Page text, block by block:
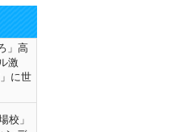
」高
激
に世
校」